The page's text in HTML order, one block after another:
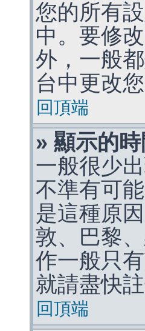
您的所有
中。要修
外，一般
台中更改
回頂端
» 顯示的時
一般很少
不準有可
是這種原
敦、巴黎
作一般只
就請盡快註
回頂端